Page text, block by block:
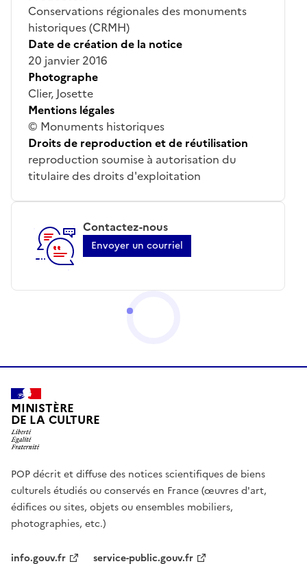
Conservations régionales des monuments
historiques (CRMH)
Date de création de la notice
20 janvier 2016
Photographe
Clier, Josette
Mentions légales
© Monuments historiques
Droits de reproduction et de réutilisation
reproduction soumise à autorisation du
titulaire des droits d'exploitation
Contactez-nous
Envoyer un courriel
MINISTÈRE
DE LA CULTURE
POP décrit et diffuse des notices scientifiques de biens
culturels étudiés ou conservés en France (œuvres d'art,
édifices ou sites, objets ou ensembles mobiliers,
photographies, etc.)
info.gouv.fr service-public.gouv.fr